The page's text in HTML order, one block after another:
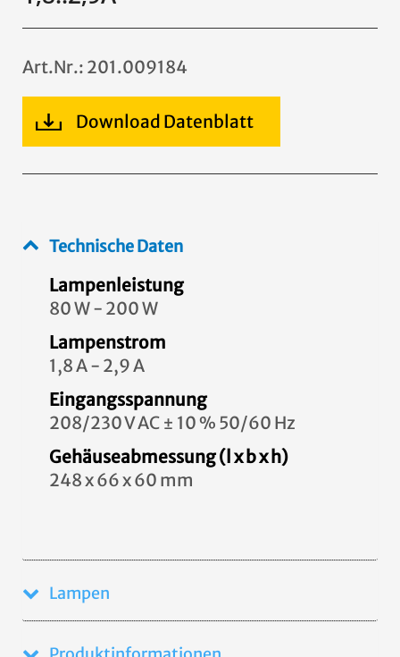
Art.Nr.: 201.009184
Download Datenblatt
Technische Daten
Lampenleistung
80 W - 200 W
Lampenstrom
1,8 A - 2,9 A
Eingangsspannung
208/230 V AC ± 10 % 50/60 Hz
Gehäuseabmessung (l x b x h)
248 x 66 x 60 mm
Lampen